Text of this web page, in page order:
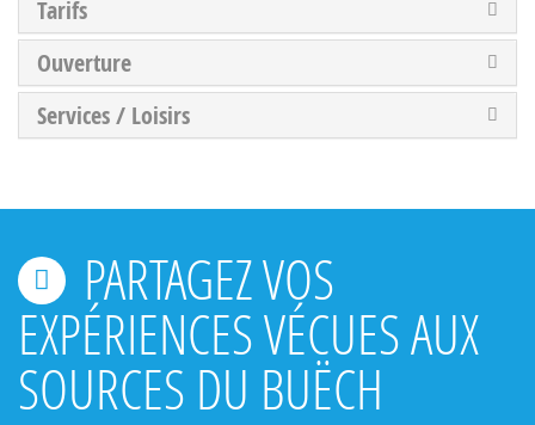
Tarifs
Ouverture
Services / Loisirs
PARTAGEZ VOS
EXPÉRIENCES VÉCUES AUX
SOURCES DU BUËCH